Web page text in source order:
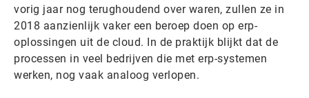
vorig jaar nog terughoudend over waren, zullen ze in
2018 aanzienlijk vaker een beroep doen op erp-
oplossingen uit de cloud. In de praktijk blijkt dat de
processen in veel bedrijven die met erp-systemen
werken, nog vaak analoog verlopen.